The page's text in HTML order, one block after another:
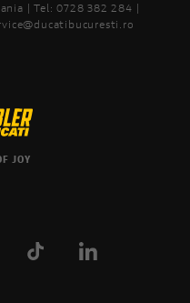
| Tel: 0728 382 284 |
JOY